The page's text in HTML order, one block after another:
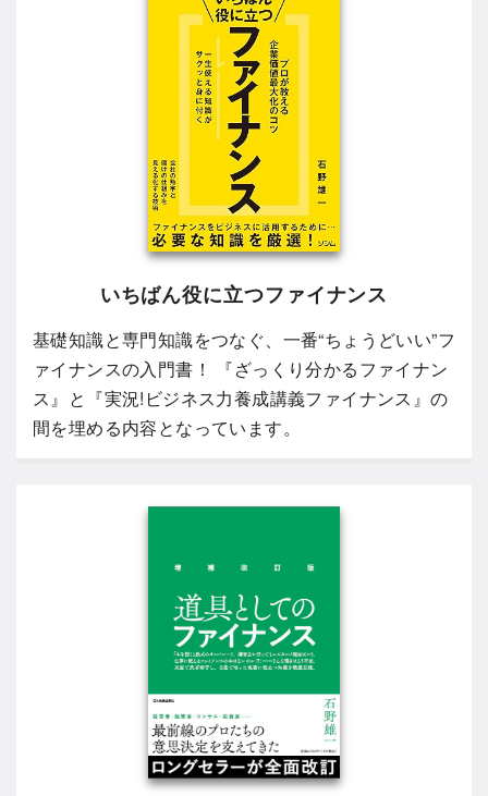
いちばん役に立つファイナンス
基礎知識と専門知識をつなぐ、一番“ちょうどいい”フ
ァイナンスの入門書！ 『ざっくり分かるファイナン
ス』と『実況!ビジネス力養成講義ファイナンス』の
間を埋める内容となっています。